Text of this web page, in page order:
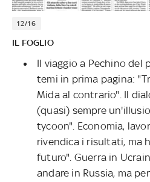
12/16
IL FOGLIO
Il viaggio a Pechino del
temi in prima pagina:
Mida al contrario". Il
(quasi) sempre
tycoon". Economia,
rivendica i risultati, ma
futuro". Guerra in
andare in Russia, ma